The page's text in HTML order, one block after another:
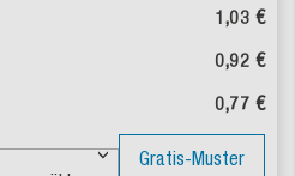
1,03 €
0,92 €
0,77 €
Gratis-Muster